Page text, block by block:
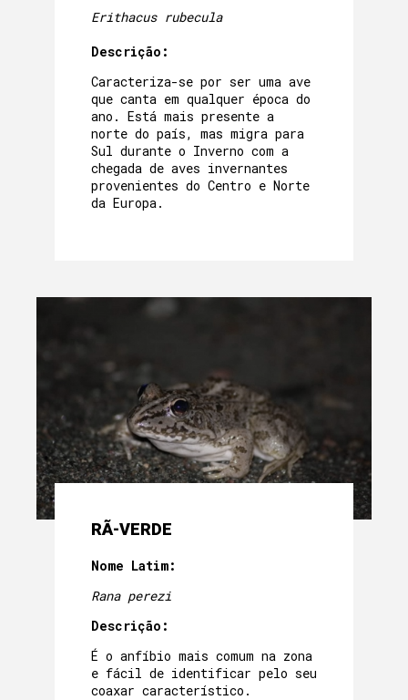
Erithacus rubecula
Descrição:
Caracteriza-se por ser uma ave
que canta em qualquer época do
ano. Está mais presente a
norte do país, mas migra para
Sul durante o Inverno com a
chegada de aves invernantes
provenientes do Centro e Norte
da Europa.
RÃ-VERDE
Nome Latim:
Rana perezi
Descrição:
É o anfíbio mais comum na zona
e fácil de identificar pelo seu
coaxar característico.